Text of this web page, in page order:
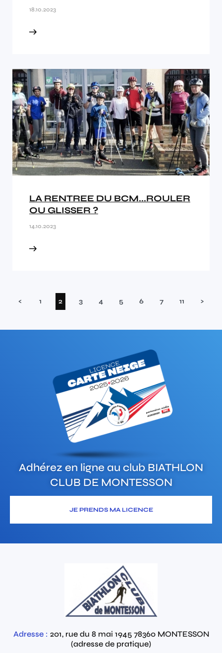
18.10.2023
LA RENTREE DU BCM...ROULER
OU GLISSER ?
14.10.2023
< 1 2(current)
3 4 5 6 7 11 >
Adhérez en ligne au club BIATHLON
CLUB DE MONTESSON
JE PRENDS MA LICENCE
Adresse : 201, rue du 8 mai 1945 78360 MONTESSON
(adresse de pratique)